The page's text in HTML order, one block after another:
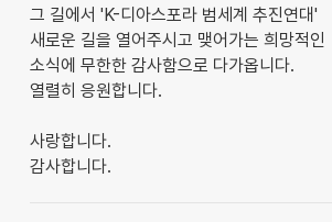
그 길에서 'K-디아스포라 범세계 추진연대'
새로운 길을 열어주시고 맺어가는 희망적인
소식에 무한한 감사함으로 다가옵니다.
열렬히 응원합니다.
사랑합니다.
감사합니다.